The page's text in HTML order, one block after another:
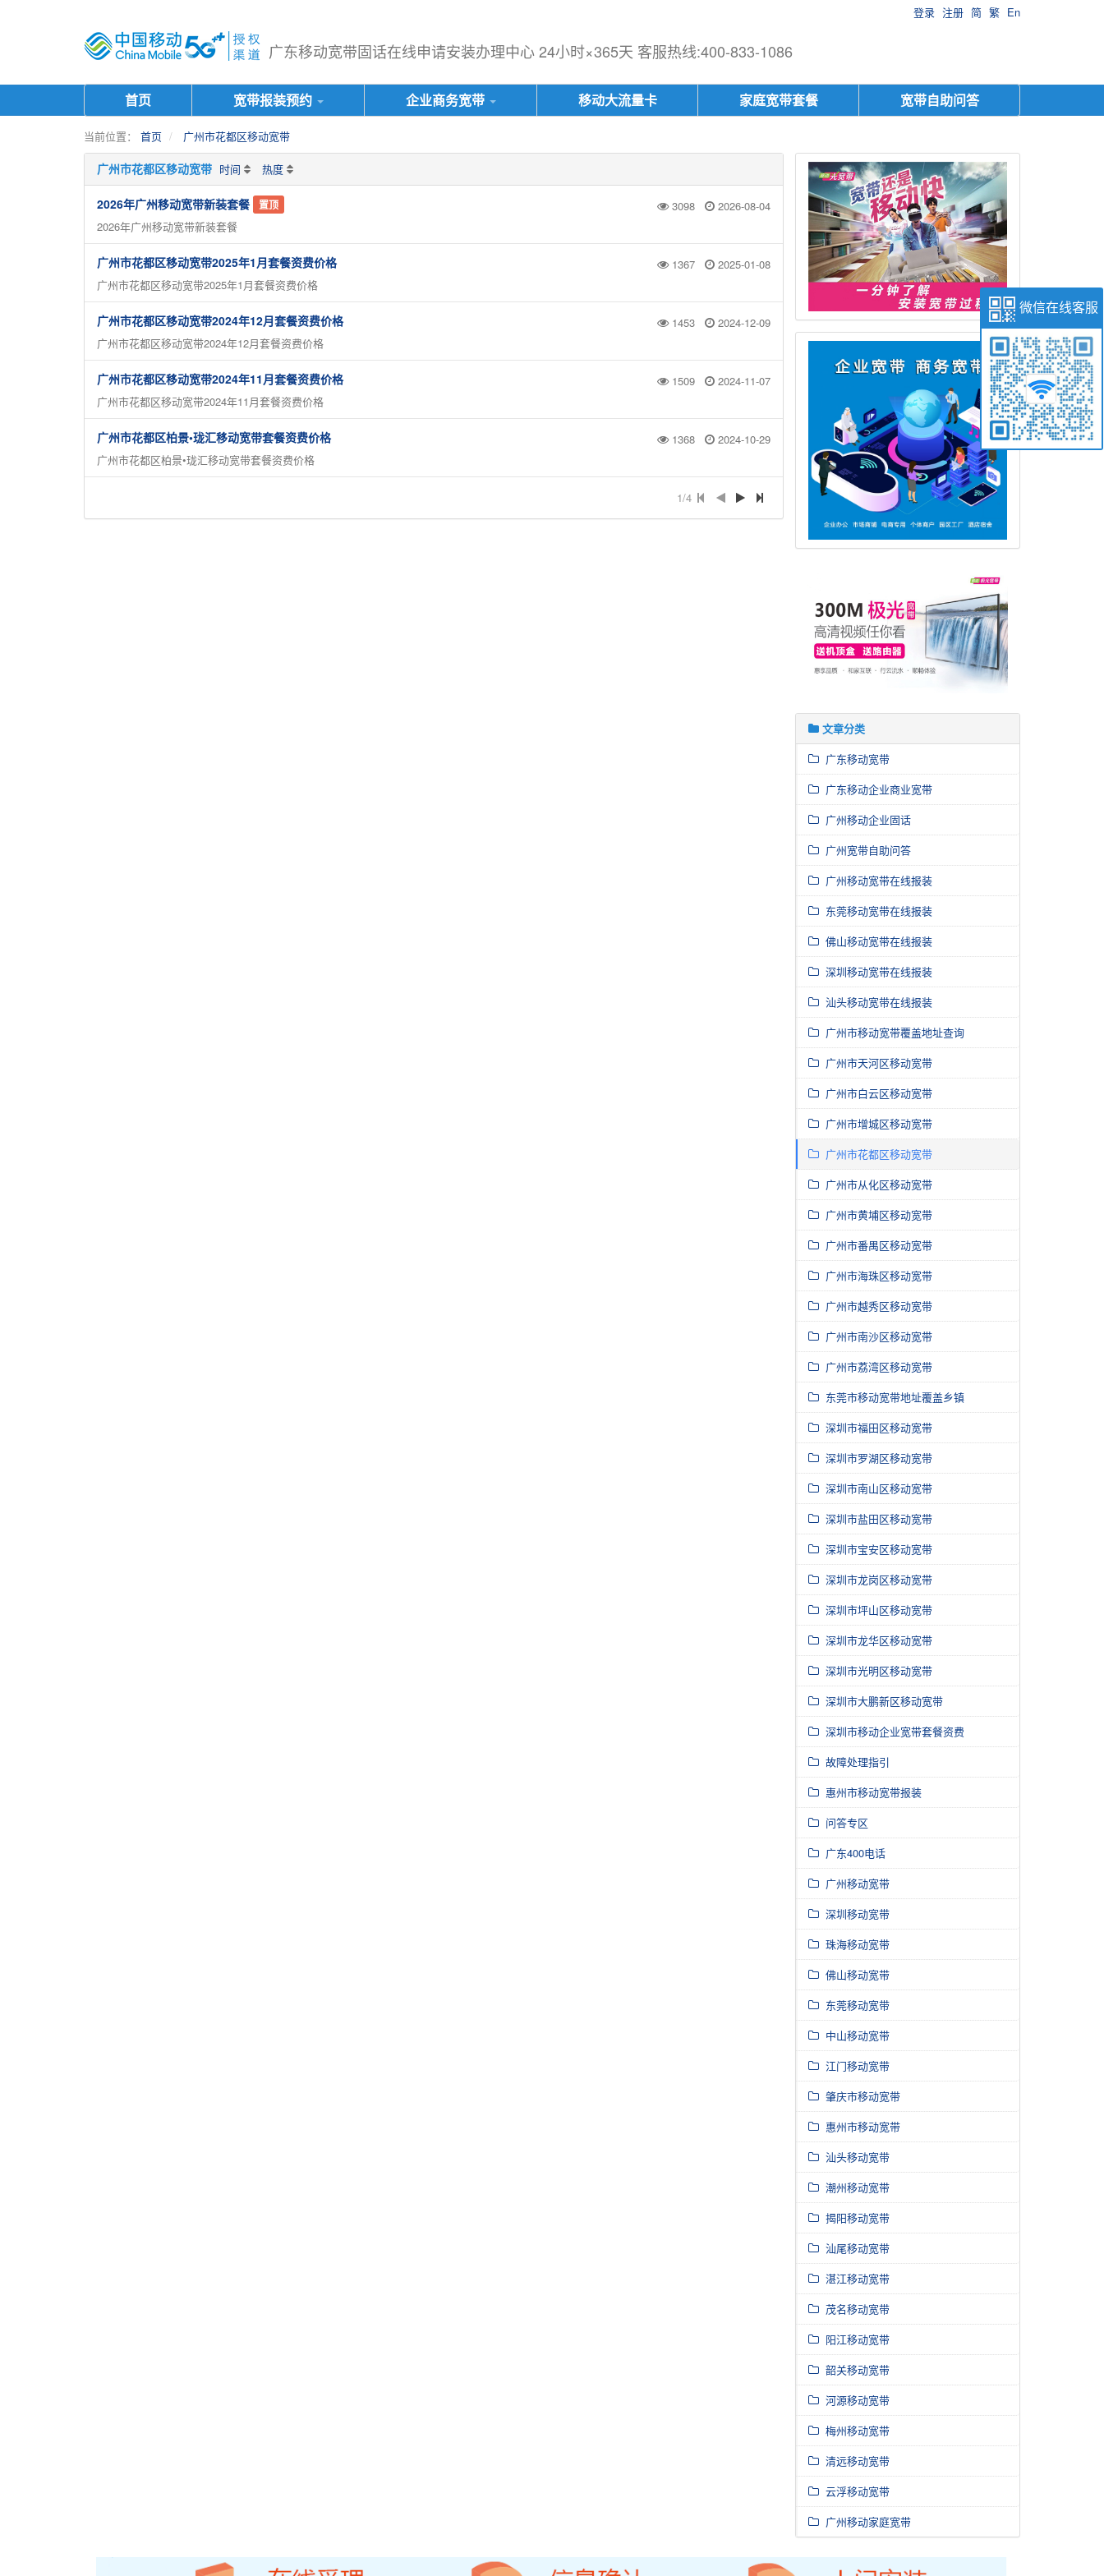
微信在线客服
登录 注册 简 繁 En
广东移动宽带固话在线申请安装办理中心 24小时×365天 客服热线:400-833-1086
首页 宽带报装预约 企业商务宽带 移动大流量卡 家庭宽带套餐 宽带自助问答
当前位置： 首页 广州市花都区移动宽带
广州市花都区移动宽带 时间 热度
3098 2026-08-04
2026年广州移动宽带新装套餐 置顶
2026年广州移动宽带新装套餐
1367 2025-01-08
广州市花都区移动宽带2025年1月套餐资费价格
广州市花都区移动宽带2025年1月套餐资费价格
1453 2024-12-09
广州市花都区移动宽带2024年12月套餐资费价格
广州市花都区移动宽带2024年12月套餐资费价格
1509 2024-11-07
广州市花都区移动宽带2024年11月套餐资费价格
广州市花都区移动宽带2024年11月套餐资费价格
1368 2024-10-29
广州市花都区柏景•珑汇移动宽带套餐资费价格
广州市花都区柏景•珑汇移动宽带套餐资费价格
1/4
文章分类
广东移动宽带
广东移动企业商业宽带
广州移动企业固话
广州宽带自助问答
广州移动宽带在线报装
东莞移动宽带在线报装
佛山移动宽带在线报装
深圳移动宽带在线报装
汕头移动宽带在线报装
广州市移动宽带覆盖地址查询
广州市天河区移动宽带
广州市白云区移动宽带
广州市增城区移动宽带
广州市花都区移动宽带
广州市从化区移动宽带
广州市黄埔区移动宽带
广州市番禺区移动宽带
广州市海珠区移动宽带
广州市越秀区移动宽带
广州市南沙区移动宽带
广州市荔湾区移动宽带
东莞市移动宽带地址覆盖乡镇
深圳市福田区移动宽带
深圳市罗湖区移动宽带
深圳市南山区移动宽带
深圳市盐田区移动宽带
深圳市宝安区移动宽带
深圳市龙岗区移动宽带
深圳市坪山区移动宽带
深圳市龙华区移动宽带
深圳市光明区移动宽带
深圳市大鹏新区移动宽带
深圳市移动企业宽带套餐资费
故障处理指引
惠州市移动宽带报装
问答专区
广东400电话
广州移动宽带
深圳移动宽带
珠海移动宽带
佛山移动宽带
东莞移动宽带
中山移动宽带
江门移动宽带
肇庆市移动宽带
惠州市移动宽带
汕头移动宽带
潮州移动宽带
揭阳移动宽带
汕尾移动宽带
湛江移动宽带
茂名移动宽带
阳江移动宽带
韶关移动宽带
河源移动宽带
梅州移动宽带
清远移动宽带
云浮移动宽带
广州移动家庭宽带